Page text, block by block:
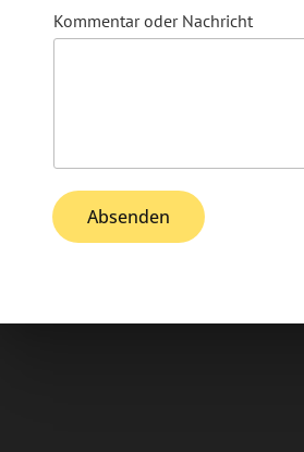
Kommentar oder Nachricht
Absenden